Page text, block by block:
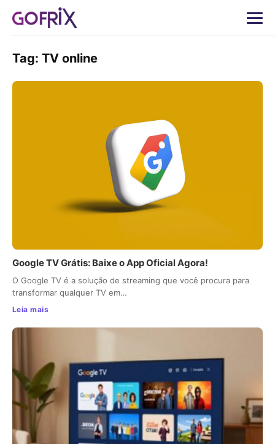
Tag: TV online
Google TV Grátis: Baixe o App Oficial Agora!
O Google TV é a solução de streaming que você procura para
transformar qualquer TV em…
Leia mais